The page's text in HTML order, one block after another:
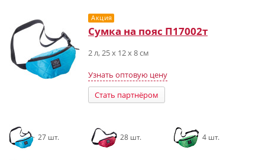
Акция
Сумка на пояс П17002т
2 л, 25 x 12 x 8 см
Узнать оптовую цену
Стать партнёром
27 шт. 28 шт. 4 шт.